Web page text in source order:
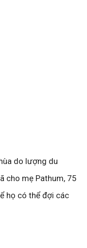
do lượng du
cho mẹ Pathum, 75
họ có thể đợi các